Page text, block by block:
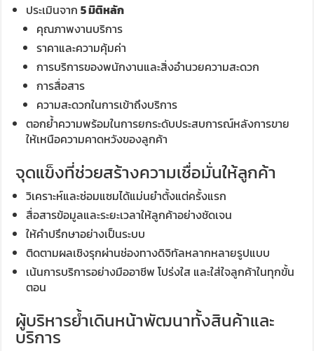
ประเมินจาก5 มิติหลัก
คุณภาพงานบริการ
ราคาและความคุ้มค่า
การบริการของพนักงานและสิ่งอำนวยความสะดวก
การสื่อสาร
ความสะดวกในการเข้าถึงบริการ
ตอกย้ำความพร้อมในการยกระดับประสบการณ์หลังการขาย
ให้เหนือความคาดหวังของลูกค้า
จุดแข็งที่ช่วยสร้างความเชื่อมั่นให้ลูกค้า
วิเคราะห์และซ่อมแซมได้แม่นยำตั้งแต่ครั้งแรก
สื่อสารข้อมูลและระยะเวลาให้ลูกค้าอย่างชัดเจน
ให้คำปรึกษาอย่างเป็นระบบ
ติดตามผลเชิงรุกผ่านช่องทางดิจิทัลหลากหลายรูปแบบ
เน้นการบริการอย่างมืออาชีพ โปร่งใส และใส่ใจลูกค้าในทุกขั้น
ตอน
ผู้บริหารย้ำเดินหน้าพัฒนาทั้งสินค้าและ
บริการ